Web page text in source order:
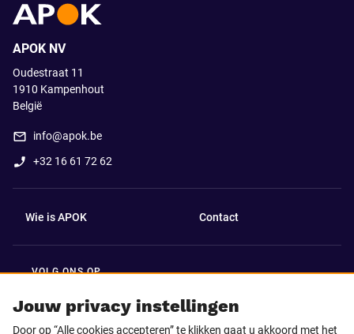
Jouw privacy instellingen
Door op “Alle cookies accepteren” te klikken gaat u akkoord met het
APOK NV
Oudestraat 11
1910 Kampenhout
België
info@apok.be
+32 16 61 72 62
Wie is APOK Contact
VOLG ONS OP
Facebook LinkedIn